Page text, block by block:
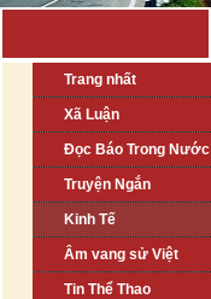
Trang nhất
Xã Luận
Đọc Báo Trong Nước
Truyện Ngắn
Kinh Tế
Âm vang sử Việt
Tin Thể Thao